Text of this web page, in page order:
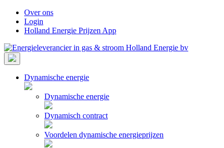
Skip
content
Over ons
Login
Holland Energie Prijzen App
Dynamische energie
Dynamische energie
Dynamisch contract
Voordelen dynamische energieprijzen